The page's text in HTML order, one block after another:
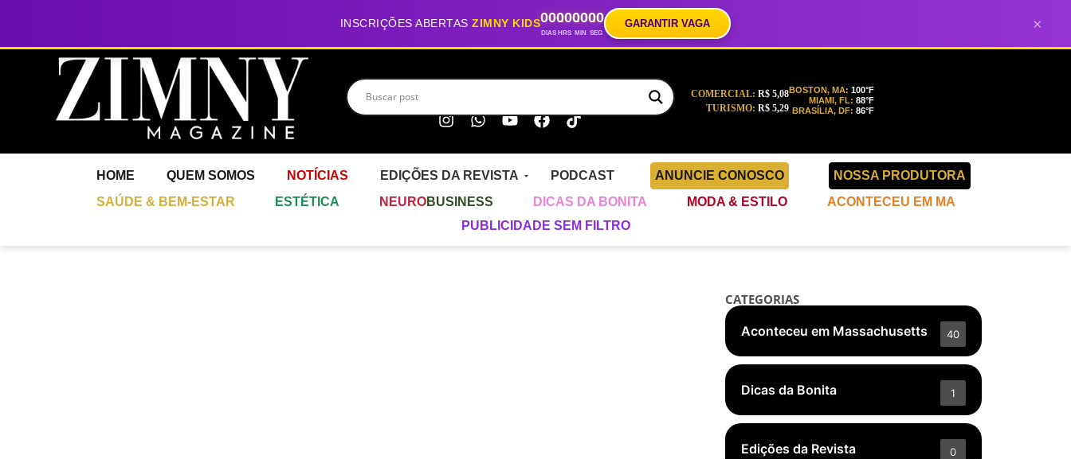
INSCRIÇÕES ABERTASZIMNY KIDS00
DIAS
00
HRS
00
MIN
00
SEG
GARANTIR VAGA ×
COMERCIAL: R$ 5,08
TURISMO: R$ 5,29
BOSTON, MA: 100°F
MIAMI, FL: 88°F
BRASÍLIA, DF: 86°F
HOME QUEM SOMOS NOTÍCIAS EDIÇÕES DA REVISTA PODCAST ANUNCIE CONOSCO
NOSSA PRODUTORA
SAÚDE & BEM-ESTAR
ESTÉTICA NEUROBUSINESS DICAS DA BONITA MODA & ESTILO
ACONTECEU EM MA
PUBLICIDADE SEM FILTRO
CATEGORIAS
Aconteceu em Massachusetts
40
Dicas da Bonita 1
Edições da Revista 0